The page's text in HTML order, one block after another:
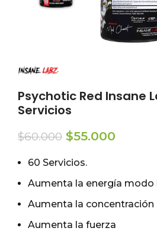
Psychotic Red Insane
Servicios
$60.000 El
original
era:
$60.000.
$55.000
es:
60 Servicios.
Aumenta la energía modo
Aumenta la concentración
Aumenta la fuerza